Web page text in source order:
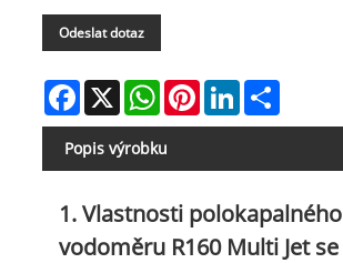
Odeslat dotaz
Facebook
X WhatsAppPinterestLinkedInShare
Popis výrobku
1. Vlastnosti polokapalného
vodoměru R160 Multi Jet se